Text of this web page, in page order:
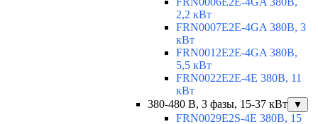
2,2 кВт
FRN0007E2E-4GA 380В, 3
кВт
FRN0012E2E-4GA 380В,
5,5 кВт
FRN0022E2E-4E 380В, 11
кВт
380-480 В, 3 фазы, 15-37 кВт
▼
FRN0029E2S-4E 380В, 15